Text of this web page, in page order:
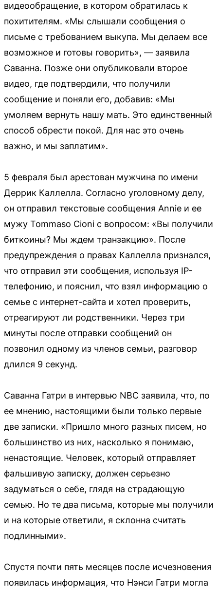
видеообращение, в котором обратилась к
похитителям. «Мы слышали сообщения о
письме с требованием выкупа. Мы делаем все
возможное и готовы говорить», — заявила
Саванна. Позже они опубликовали второе
видео, где подтвердили, что получили
сообщение и поняли его, добавив: «Мы
умоляем вернуть нашу мать. Это единственный
способ обрести покой. Для нас это очень
важно, и мы заплатим».
5 февраля был арестован мужчина по имени
Деррик Каллелла. Согласно уголовному делу,
он отправил текстовые сообщения Annie и ее
мужу Tommaso Cioni с вопросом: «Вы получили
биткоины? Мы ждем транзакцию». После
предупреждения о правах Каллелла признался,
что отправил эти сообщения, используя IP-
телефонию, и пояснил, что взял информацию о
семье с интернет-сайта и хотел проверить,
отреагируют ли родственники. Через три
минуты после отправки сообщений он
позвонил одному из членов семьи, разговор
длился 9 секунд.
Саванна Гатри в интервью NBC заявила, что, по
ее мнению, настоящими были только первые
две записки. «Пришло много разных писем, но
большинство из них, насколько я понимаю,
ненастоящие. Человек, который отправляет
фальшивую записку, должен серьезно
задуматься о себе, глядя на страдающую
семью. Но те два письма, которые мы получили
и на которые ответили, я склонна считать
подлинными».
Спустя почти пять месяцев после исчезновения
появилась информация, что Нэнси Гатри могла